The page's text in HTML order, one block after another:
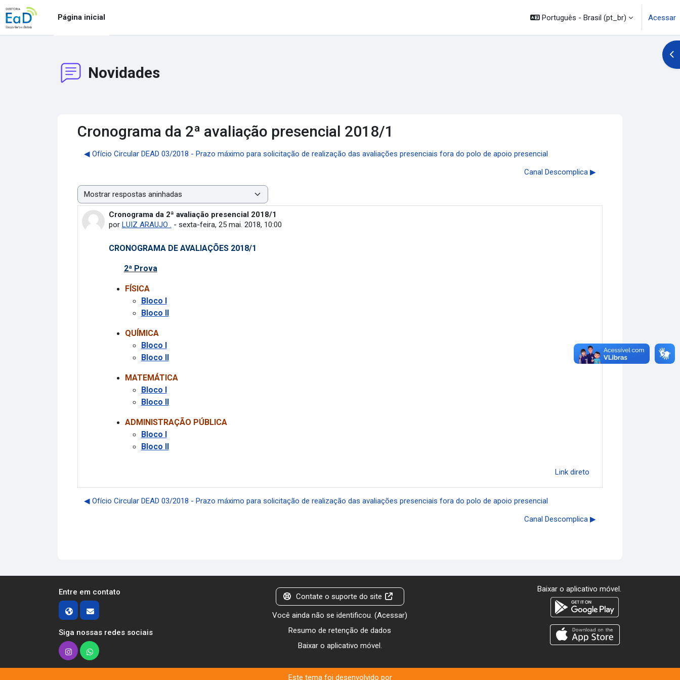
Ir para o conteúdo principal
Página inicial
Português - Brasil ‎(pt_br)‎ Acessar
Novidades
Cronograma da 2ª avaliação presencial 2018/1
◀︎ Ofício Circular DEAD 03/2018 - Prazo máximo para solicitação de realização das avaliações presenciais fora do polo de apoio presencial
Canal Descomplica ▶︎
Modo de visualização
Cronograma da 2ª avaliação presencial 2018/1
por LUIZ ARAUJO . - sexta-feira, 25 mai. 2018, 10:00
Número de respostas: 0
CRONOGRAMA DE AVALIAÇÕES 2018/1
2ª Prova
FÍSICA
Bloco I
Bloco II
QUÍMICA
Bloco I
Bloco II
MATEMÁTICA
Bloco I
Bloco II
ADMINISTRAÇÃO PÚBLICA
Bloco I
Bloco II
Link direto
◀︎ Ofício Circular DEAD 03/2018 - Prazo máximo para solicitação de realização das avaliações presenciais fora do polo de apoio presencial
Canal Descomplica ▶︎
Entre em contato
Siga nossas redes sociais
Contate o suporte do site
Você ainda não se identificou. (Acessar)
Resumo de retenção de dados
Baixar o aplicativo móvel.
Baixar o aplicativo móvel.
Este tema foi desenvolvido por